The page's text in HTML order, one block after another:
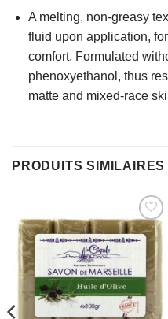
A melting, non-greasy
fluid upon application,
comfort. Formulated
phenoxyethanol, thus
matte and mixed-race
PRODUITS SIMILAIRES
AJOUTER
À MES
FAVORIS